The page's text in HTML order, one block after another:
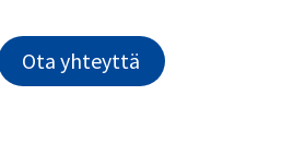
Ota yhteyttä​​​​​​